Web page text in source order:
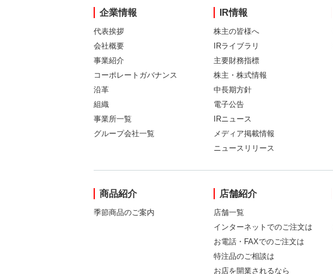
企業情報
代表挨拶
会社概要
事業紹介
コーポレートガバナンス
沿革
組織
事業所一覧
グループ会社一覧
IR情報
株主の皆様へ
IRライブラリ
主要財務指標
株主・株式情報
中長期方針
電子公告
IRニュース
メディア掲載情報
ニュースリリース
商品紹介
季節商品のご案内
店舗紹介
店舗一覧
インターネットでのご注文は
お電話・FAXでのご注文は
特注品のご相談は
お店を開業されるなら